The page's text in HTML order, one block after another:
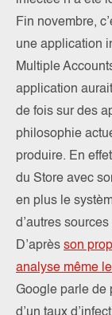
Fin novembre,
une application
Multiple
application
de fois sur des
philosophie
produire. En
du Store avec
en plus le
d’autres
D’après son
analyse même
Google parle de
d’un taux